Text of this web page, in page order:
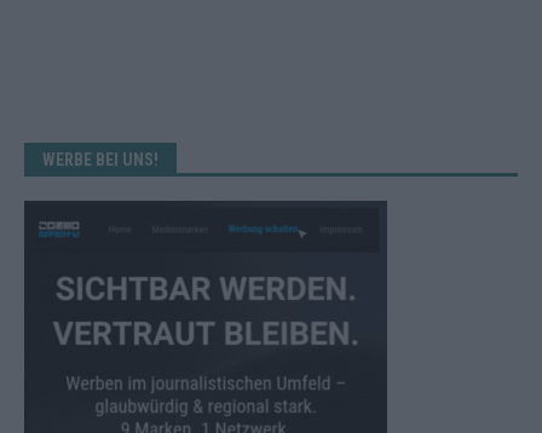
WERBE BEI UNS!